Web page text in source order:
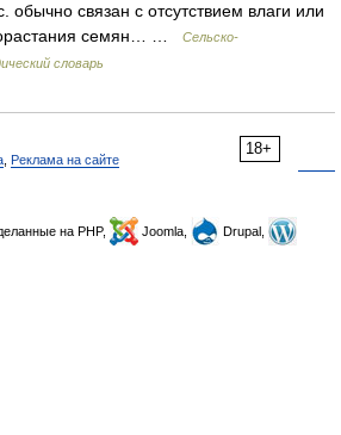
связан с отсутствием влаги или
семян… …
Сельско-
словарь
18+
Реклама на сайте
на PHP, Joomla,
Drupal,